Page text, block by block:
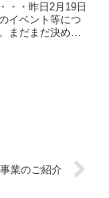
・・昨日2月19日
イベント等につ
まだまだ決めな
業のご紹介